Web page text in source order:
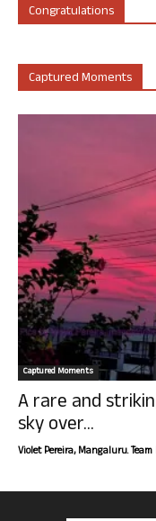
Congratulations
Captured Moments
Captured Moments
A rare and
sky over...
Violet Pereira, Mangaluru.